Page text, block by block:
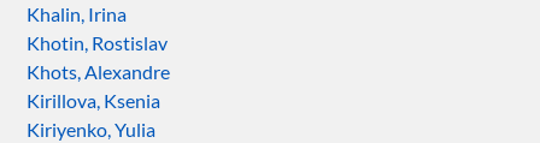
Khalin, Irina
Khotin, Rostislav
Khots, Alexandre
Kirillova, Ksenia
Kiriyenko, Yulia